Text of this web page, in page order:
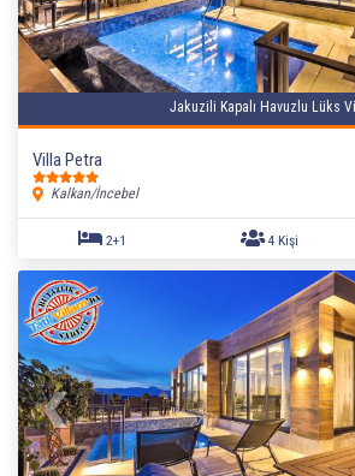
Jakuzili Kapalı Havuzlu Lüks
Villa Petra
Kalkan/İncebel